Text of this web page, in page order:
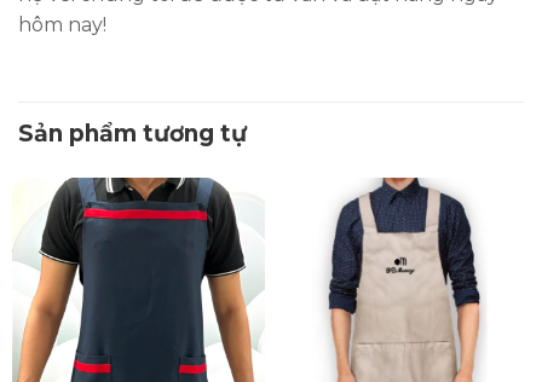
hôm nay!
Sản phẩm tương tự